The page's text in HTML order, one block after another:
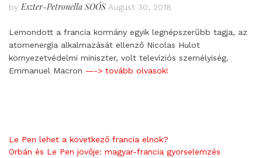
by Eszter-Petronella SOÓS August 30, 2018
Lemondott a francia kormány egyik legnépszerűbb tagja, az
atomenergia alkalmazását ellenző Nicolas Hulot
környezetvédelmi miniszter, volt televíziós személyiség.
Emmanuel Macron —-> tovább olvasok!
Le Pen lehet a következő francia elnök?
Orbán és Le Pen jövője: magyar-francia gyorselemzés